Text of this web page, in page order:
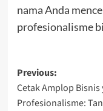
nama Anda
profesionalisme
Post
navigation
Previous:
Cetak Amplop
Profesionalisme: